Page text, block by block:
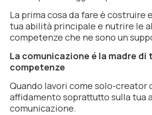
La prima cosa da fare è costruire
tua abilità principale e nutrire le
competenze che ne sono un
La comunicazione é la madre di
competenze
Quando lavori come solo-creator
affidamento soprattutto sulla tua
comunicazione.